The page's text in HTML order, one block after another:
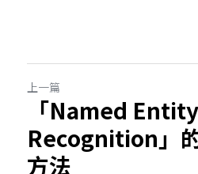
上一篇
「Named Entity
Recognition」
方法